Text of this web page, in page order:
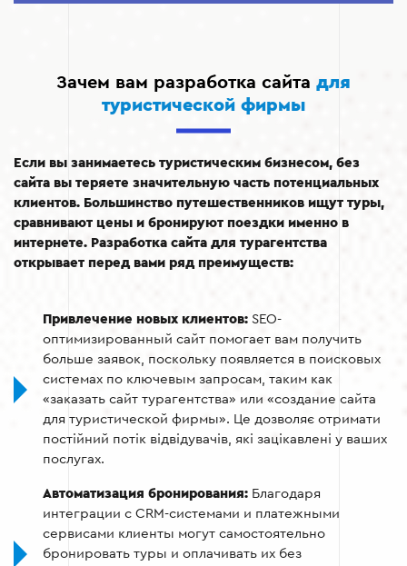
Зачем вам разработка сайта для
туристической фирмы
Если вы занимаетесь туристическим бизнесом, без
сайта вы теряете значительную часть потенциальных
клиентов. Большинство путешественников ищут туры,
сравнивают цены и бронируют поездки именно в
интернете. Разработка сайта для турагентства
открывает перед вами ряд преимуществ:
Привлечение новых клиентов: SEO-
оптимизированный сайт помогает вам получить
больше заявок, поскольку появляется в поисковых
системах по ключевым запросам, таким как
«заказать сайт турагентства» или «создание сайта
для туристической фирмы». Це дозволяє отримати
постійний потік відвідувачів, які зацікавлені у ваших
послугах.
Автоматизация бронирования: Благодаря
интеграции с CRM-системами и платежными
сервисами клиенты могут самостоятельно
бронировать туры и оплачивать их без